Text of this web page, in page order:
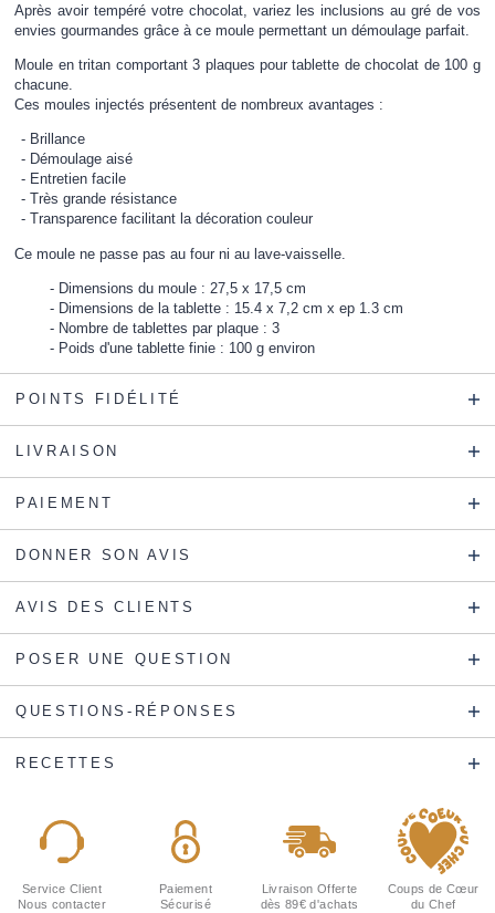
Après avoir tempéré votre chocolat, variez les inclusions au gré de vos
envies gourmandes grâce à ce moule permettant un démoulage parfait.
Moule en tritan comportant 3 plaques pour tablette de chocolat de 100 g
chacune.
Ces moules injectés présentent de nombreux avantages :
Brillance
Démoulage aisé
Entretien facile
Très grande résistance
Transparence facilitant la décoration couleur
Ce moule ne passe pas au four ni au lave-vaisselle.
Dimensions du moule : 27,5 x 17,5 cm
Dimensions de la tablette : 15.4 x 7,2 cm x ep 1.3 cm
Nombre de tablettes par plaque : 3
Poids d'une tablette finie : 100 g environ
POINTS FIDÉLITÉ
LIVRAISON
PAIEMENT
DONNER SON AVIS
AVIS DES CLIENTS
POSER UNE QUESTION
QUESTIONS-RÉPONSES
RECETTES
Service Client
Nous contacter
Paiement
Sécurisé
Livraison Offerte
dès 89€ d'achats
Coups de Cœur
du Chef